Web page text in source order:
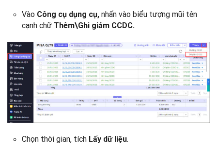
Vào Công cụ dụng cụ, nhấn vào biểu tượng mũi tên
cạnh chữ Thêm\Ghi giảm CCDC.
Chọn thời gian, tích Lấy dữ liệu.